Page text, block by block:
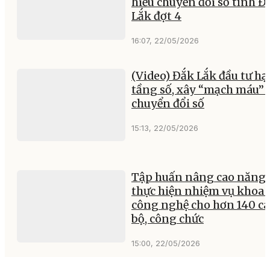
Lắk đợt 4
16:07, 22/05/2026
(Video) Đắk Lắk đầu tư hạ
tầng số, xây “mạch máu”
chuyển đổi số
15:13, 22/05/2026
Tập huấn nâng cao năng
thực hiện nhiệm vụ khoa
công nghệ cho hơn 140
bộ, công chức
15:00, 22/05/2026